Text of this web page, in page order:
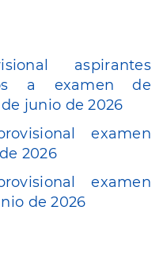
aspirantes
a examen de
junio de 2026
examen
2026
examen
de 2026